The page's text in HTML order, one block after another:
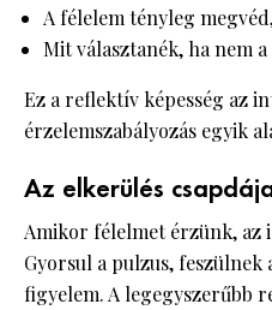
A félelem tényleg
Mit választanék, ha nem
Ez a reflektív képesség az
érzelemszabályozás egyik
Az elkerülés
Amikor félelmet érzünk, az
Gyorsul a pulzus, feszülnek
figyelem. A legegyszerűbb